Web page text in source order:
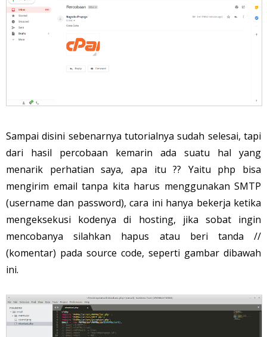
Sampai disini sebenarnya tutorialnya sudah selesai, tapi
dari hasil percobaan kemarin ada suatu hal yang
menarik perhatian saya, apa itu ?? Yaitu php bisa
mengirim email tanpa kita harus menggunakan SMTP
(username dan password), cara ini hanya bekerja ketika
mengeksekusi kodenya di hosting, jika sobat ingin
mencobanya silahkan hapus atau beri tanda //
(komentar) pada source code, seperti gambar dibawah
ini.